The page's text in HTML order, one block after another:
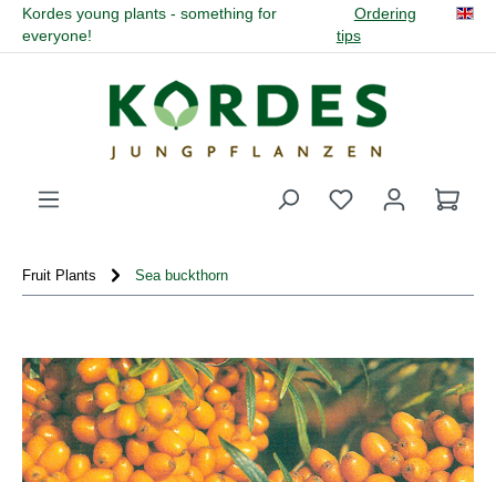
content
Kordes young plants - something for
everyone!
Ordering
tips
You have 0
Fruit Plants Sea buckthorn